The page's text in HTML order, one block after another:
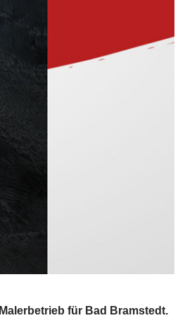
für Bad Bramstedt.